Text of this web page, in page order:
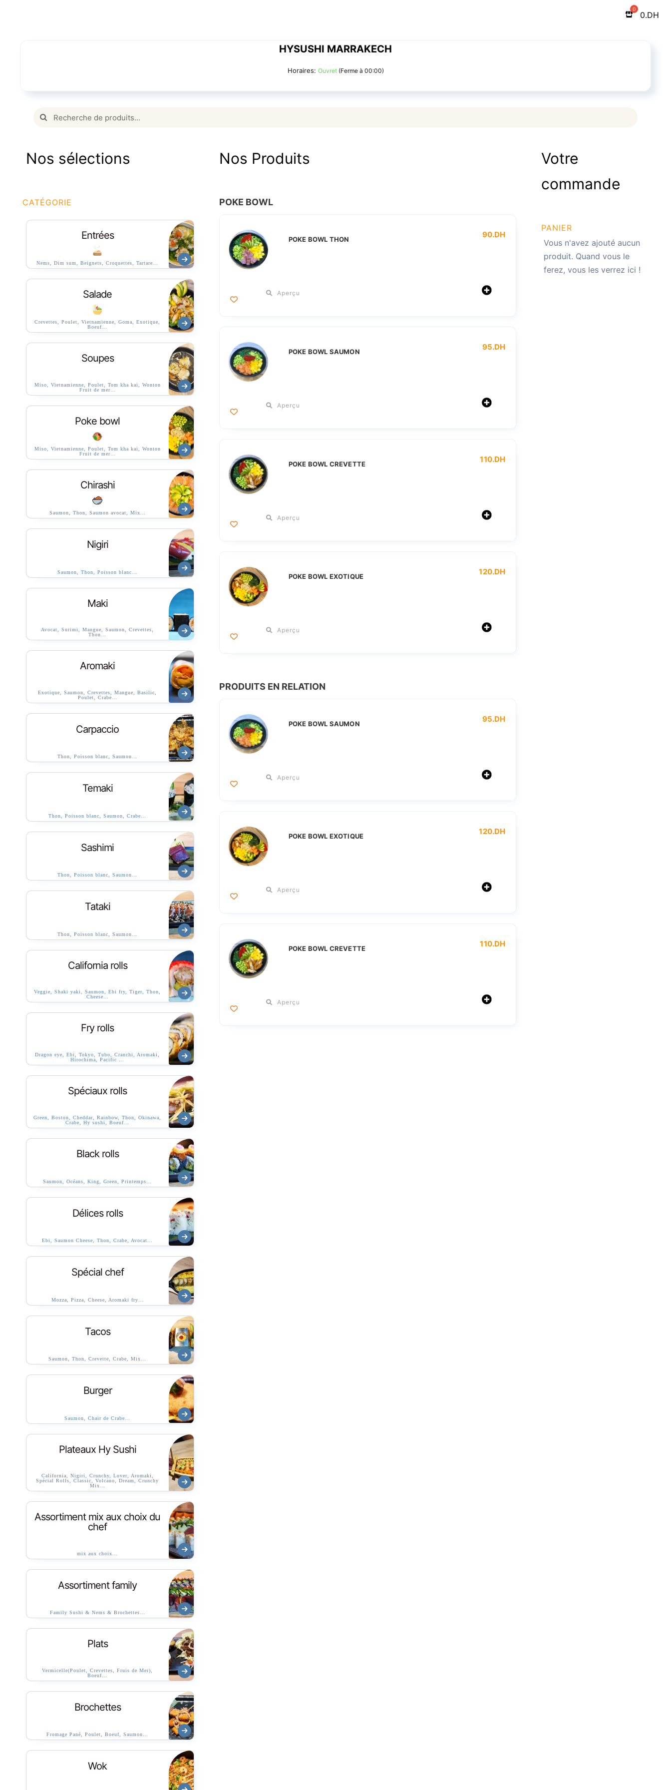
0.DH
HYSUSHI MARRAKECH
Horaires: Ouvret(Ferme à 00:00)
Rechercher:
Nos sélections
CATÉGORIE
Entrées
Nems, Dim sum, Beignets, Croquettes, Tartare…
Salade
Crevettes, Poulet, Vietnamienne, Goma, Exotique,
Boeuf…
Soupes
Miso, Vietnamienne, Poulet, Tom kha kai, Wonton
Fruit de mer…
Poke bowl
Miso, Vietnamienne, Poulet, Tom kha kai, Wonton
Fruit de mer…
Chirashi
Saumon, Thon, Saumon avocat, Mix…
Nigiri
Saumon, Thon, Poisson blanc…
Maki
Avocat, Surimi, Mangue, Saumon, Crevettes,
Thon…
Aromaki
Exotique, Saumon, Crevettes, Mangue, Basilic,
Poulet, Crabe…
Carpaccio
Thon, Poisson blanc, Saumon…
Temaki
Thon, Poisson blanc, Saumon, Crabe…
Sashimi
Thon, Poisson blanc, Saumon…
Tataki
Thon, Poisson blanc, Saumon…
California rolls
Veggie, Shaki yaki, Saumon, Ebi fry, Tiger, Thon,
Cheese…
Fry rolls
Dragon eye, Ebi, Tokyo, Tubo, Cranchi, Aromaki,
Hirochima, Pacific …
Spéciaux rolls
Green, Boston, Cheddar, Rainbow, Thon, Okinawa,
Crabe, Hy sushi, Boeuf…
Black rolls
Saumon, Océans, King, Green, Printemps…
Délices rolls
Ebi, Saumon Cheese, Thon, Crabe, Avocat…
Spécial chef
Mozza, Pizza, Cheese, Aromaki fry…
Tacos
Saumon, Thon, Crevette, Crabe, Mix…
Burger
Saumon, Chair de Crabe…
Plateaux Hy Sushi
California, Nigiri, Crunchy, Lover, Aromaki,
Spécial Rolls, Classic, Volcano, Dream, Crunchy
Mix…
Assortiment mix aux choix du
chef
mix aux choix…
Assortiment family
Family Sushi & Nems & Brochettes…
Plats
Vermicelle(Poulet, Crevettes, Fruis de Mer),
Boeuf…
Brochettes
Fromage Pané, Poulet, Boeuf, Saumon…
Wok
Nos Produits
POKE BOWL
POKE BOWL THON 90.DH
Aperçu
POKE BOWL SAUMON 95.DH
Aperçu
POKE BOWL CREVETTE 110.DH
Aperçu
POKE BOWL EXOTIQUE 120.DH
Aperçu
PRODUITS EN RELATION
POKE BOWL SAUMON 95.DH
Aperçu
POKE BOWL EXOTIQUE 120.DH
Aperçu
POKE BOWL CREVETTE 110.DH
Aperçu
Votre
commande
PANIER